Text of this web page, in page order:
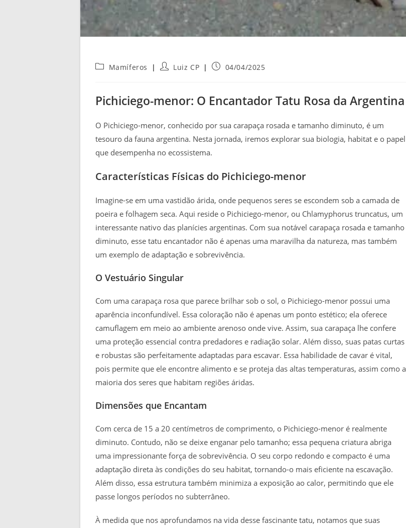
Categoria
Mamíferos
AutorLuiz CP
Post04/04/2025
Pichiciego-menor: O Encantador Tatu Rosa da Argentina
O Pichiciego-menor, conhecido por sua carapaça rosada e tamanho diminuto, é um
tesouro da fauna argentina. Nesta jornada, iremos explorar sua biologia, habitat e o papel
que desempenha no ecossistema.
Características Físicas do Pichiciego-menor
Imagine-se em uma vastidão árida, onde pequenos seres se escondem sob a camada de
poeira e folhagem seca. Aqui reside o Pichiciego-menor, ou Chlamyphorus truncatus, um
interessante nativo das planícies argentinas. Com sua notável carapaça rosada e tamanho
diminuto, esse tatu encantador não é apenas uma maravilha da natureza, mas também
um exemplo de adaptação e sobrevivência.
O Vestuário Singular
Com uma carapaça rosa que parece brilhar sob o sol, o Pichiciego-menor possui uma
aparência inconfundível. Essa coloração não é apenas um ponto estético; ela oferece
camuflagem em meio ao ambiente arenoso onde vive. Assim, sua carapaça lhe confere
uma proteção essencial contra predadores e radiação solar. Além disso, suas patas curtas
e robustas são perfeitamente adaptadas para escavar. Essa habilidade de cavar é vital,
pois permite que ele encontre alimento e se proteja das altas temperaturas, assim como a
maioria dos seres que habitam regiões áridas.
Dimensões que Encantam
Com cerca de 15 a 20 centímetros de comprimento, o Pichiciego-menor é realmente
diminuto. Contudo, não se deixe enganar pelo tamanho; essa pequena criatura abriga
uma impressionante força de sobrevivência. O seu corpo redondo e compacto é uma
adaptação direta às condições do seu habitat, tornando-o mais eficiente na escavação.
Além disso, essa estrutura também minimiza a exposição ao calor, permitindo que ele
passe longos períodos no subterrâneo.
À medida que nos aprofundamos na vida desse fascinante tatu, notamos que suas